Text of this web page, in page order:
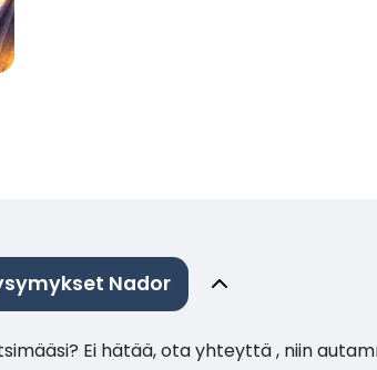
Nador
Ei hätää, ota yhteyttä , niin